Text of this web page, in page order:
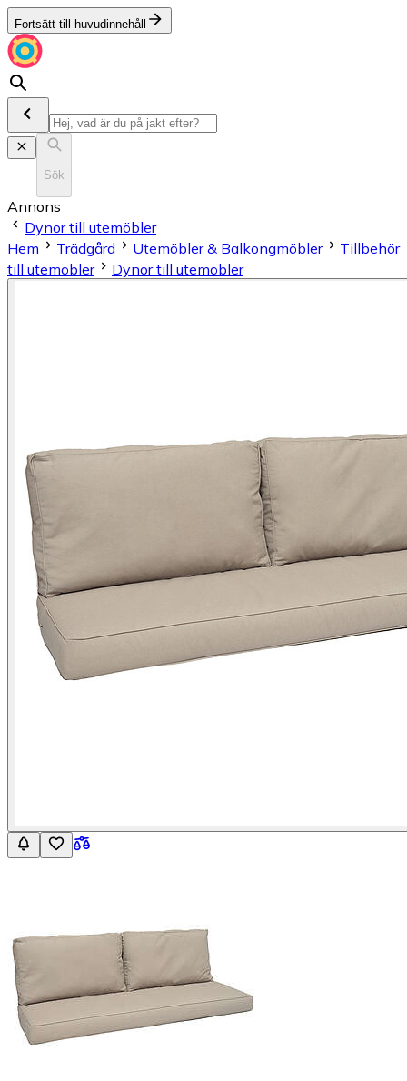
Fortsätt till huvudinnehåll
Sök
Annons
Dynor till utemöbler
Hem
Trädgård Utemöbler & Balkongmöbler
Tillbehör
till utemöbler
Dynor till utemöbler